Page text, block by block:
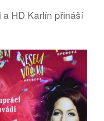
a HD Karlín přináší